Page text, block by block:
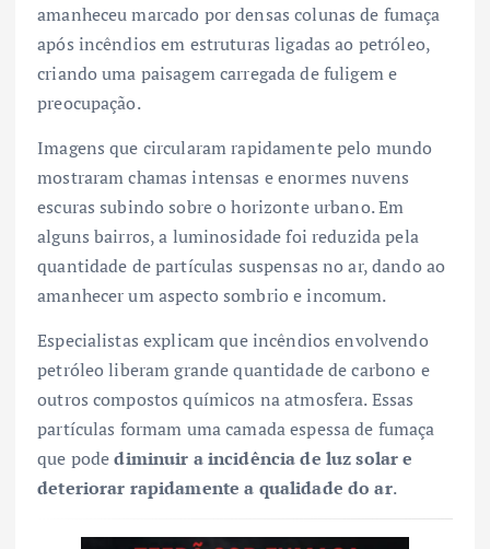
amanheceu marcado por densas colunas de fumaça
após incêndios em estruturas ligadas ao petróleo,
criando uma paisagem carregada de fuligem e
preocupação.
Imagens que circularam rapidamente pelo mundo
mostraram chamas intensas e enormes nuvens
escuras subindo sobre o horizonte urbano. Em
alguns bairros, a luminosidade foi reduzida pela
quantidade de partículas suspensas no ar, dando ao
amanhecer um aspecto sombrio e incomum.
Especialistas explicam que incêndios envolvendo
petróleo liberam grande quantidade de carbono e
outros compostos químicos na atmosfera. Essas
partículas formam uma camada espessa de fumaça
que podediminuir a incidência de luz solar e
deteriorar rapidamente a qualidade do ar.